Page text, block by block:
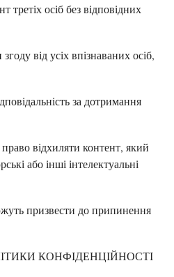
третіх осіб без відповідних
від усіх впізнаваних осіб,
за дотримання
відхиляти контент, який
або інші інтелектуальні
призвести до припинення
КОНФІДЕНЦІЙНОСТІ